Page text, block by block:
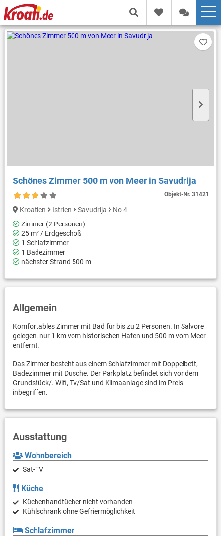
Schönes Zimmer 500 m von Meer in Savudrija
Objekt-Nr.31421
Kroatien Istrien Savudrija
No 4
Zimmer (2 Personen)
25 m² / Erdgeschoß
1 Schlafzimmer
1 Badezimmer
nächster Strand 500 m
Allgemein
Komfortables Zimmer mit Bad für bis zu 2 Personen. In Salvore
gelegen, nur 1 km vom historischen Hafen und 500 m vom Meer
entfernt.
Das Zimmer besteht aus einem Schlafzimmer mit Doppelbett,
Badezimmer mit Dusche. Der Parkplatz befindet sich vor dem
Grundstück/. Wifi, Tv/Sat und Klimaanlage sind im Preis
inbegriffen.
Ausstattung
Wohnbereich
Sat-TV
Küche
Küchenhandtücher nicht vorhanden
Kühlschrank ohne Gefriermöglichkeit
Schlafzimmer